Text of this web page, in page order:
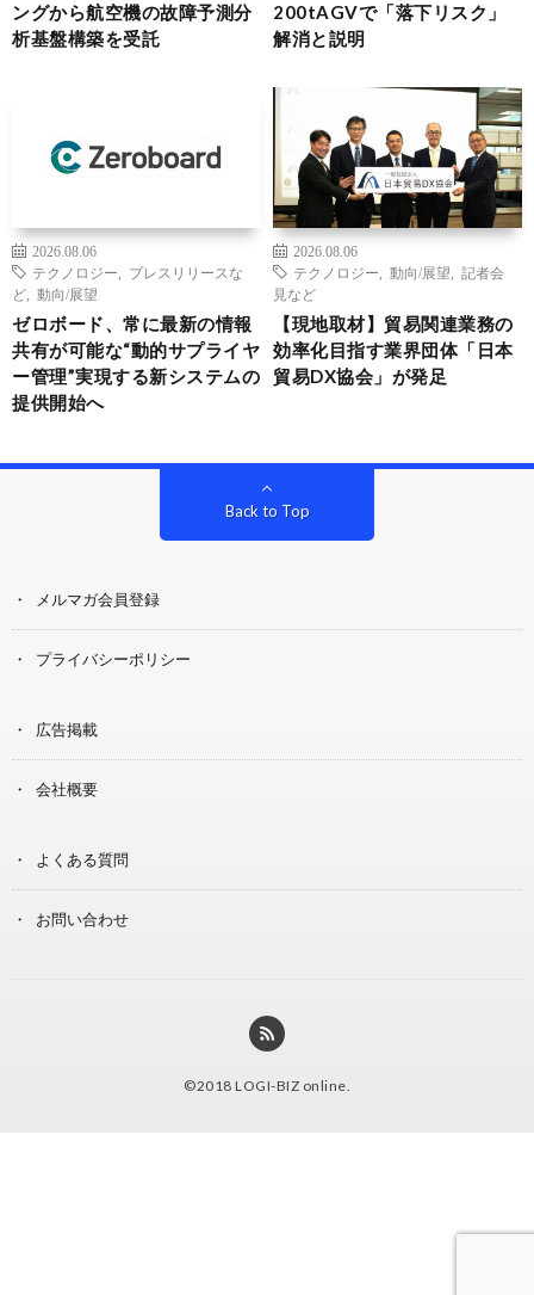
ングから航空機の故障予測分
析基盤構築を受託
200tAGVで「落下リスク」
解消と説明
2026.08.06
テクノロジー
プレスリリースな
ど
動向/展望
ゼロボード、常に最新の情報
共有が可能な“動的サプライヤ
ー管理”実現する新システムの
提供開始へ
2026.08.06
テクノロジー
動向/展望
記者会
見など
【現地取材】貿易関連業務の
効率化目指す業界団体「日本
貿易DX協会」が発足
Back to Top
メルマガ会員登録
プライバシーポリシー
広告掲載
会社概要
よくある質問
お問い合わせ
©2018 LOGI-BIZ online.